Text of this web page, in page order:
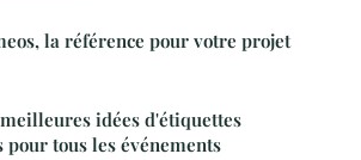
la référence pour votre projet
idées d'étiquettes
pour tous les événements